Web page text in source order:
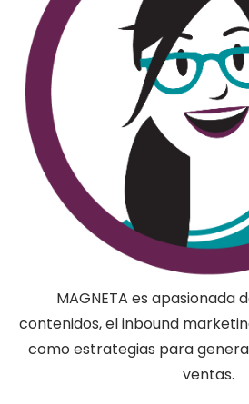
MAGNETA es apasionada
contenidos, el inbound
como estrategias para
ventas.